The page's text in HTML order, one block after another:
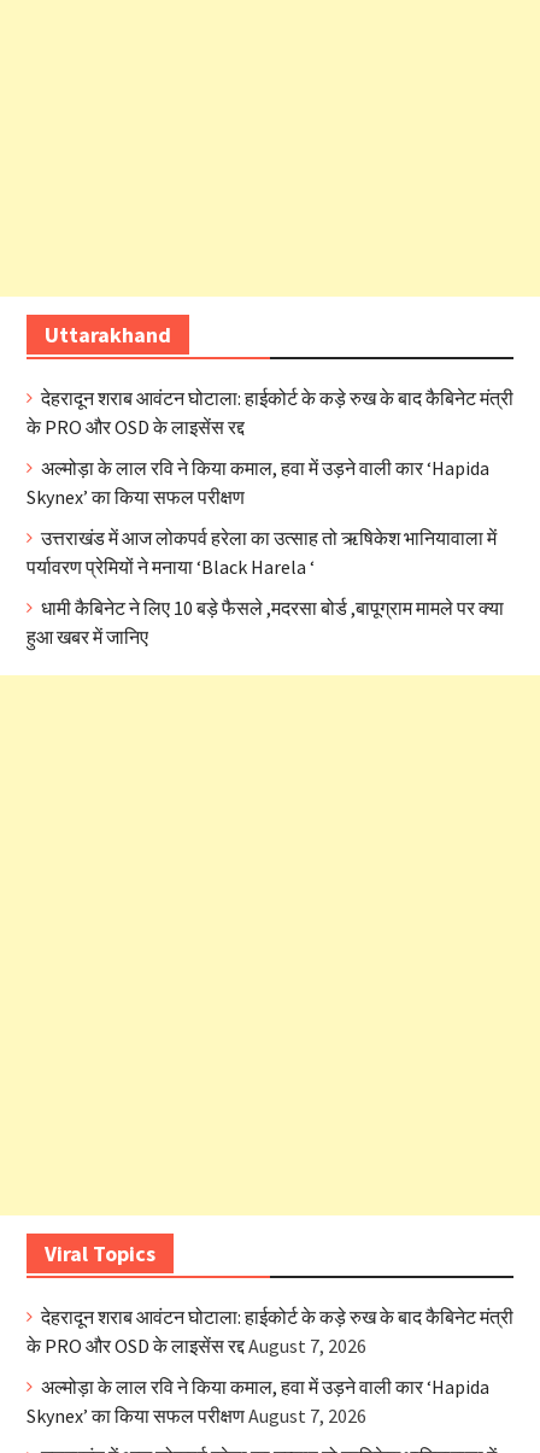
Uttarakhand
देहरादून शराब आवंटन घोटाला: हाईकोर्ट के कड़े रुख के बाद कैबिनेट मंत्री
के PRO और OSD के लाइसेंस रद्द
अल्मोड़ा के लाल रवि ने किया कमाल, हवा में उड़ने वाली कार ‘Hapida
Skynex’ का किया सफल परीक्षण
उत्तराखंड में आज लोकपर्व हरेला का उत्साह तो ऋषिकेश भानियावाला में
पर्यावरण प्रेमियों ने मनाया ‘Black Harela ‘
धामी कैबिनेट ने लिए 10 बड़े फैसले ,मदरसा बोर्ड ,बापूग्राम मामले पर क्या
हुआ खबर में जानिए
Viral Topics
देहरादून शराब आवंटन घोटाला: हाईकोर्ट के कड़े रुख के बाद कैबिनेट मंत्री
के PRO और OSD के लाइसेंस रद्दAugust 7, 2026
अल्मोड़ा के लाल रवि ने किया कमाल, हवा में उड़ने वाली कार ‘Hapida
Skynex’ का किया सफल परीक्षणAugust 7, 2026